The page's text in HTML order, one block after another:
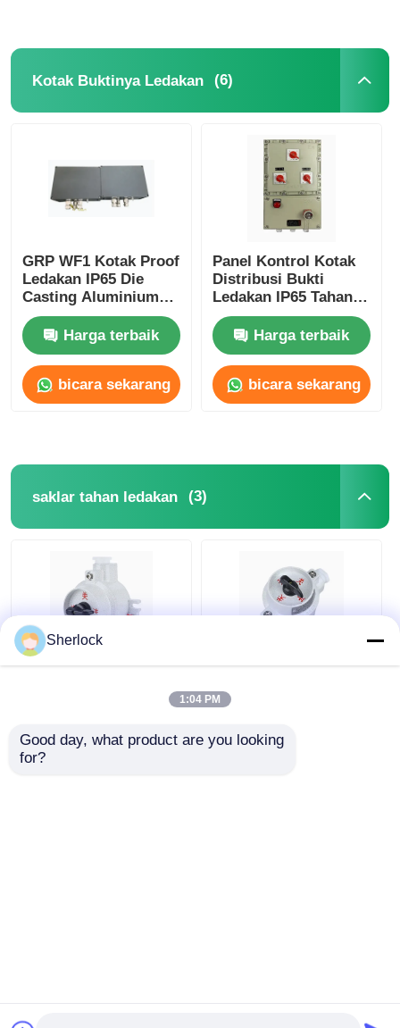
Kotak Buktinya Ledakan (6)
GRP WF1 Kotak Proof
Ledakan IP65 Die
Casting Aluminium
Housing
Harga terbaik
bicara sekarang
Panel Kontrol Kotak
Distribusi Bukti
Ledakan IP65 Tahan
Korosi
Harga terbaik
bicara sekarang
saklar tahan ledakan (3)
Tahan Ledakan Tahan
Debu 220V 380V
Harga terbaik
Ledakan Kontrol
Pencahayaan Tahan
Air IP65 220V/380V
Harga terbaik
Sherlock
1:04 PM
Good day, what product are you looking
for?